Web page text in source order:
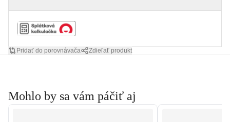
Pridať do porovnávača Zdieľať produkt
Mohlo by sa vám páčiť aj